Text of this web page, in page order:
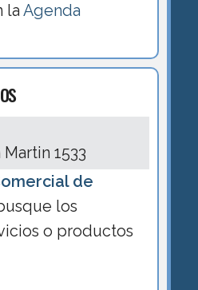
la Agenda
Martin 1533
de
los
o productos